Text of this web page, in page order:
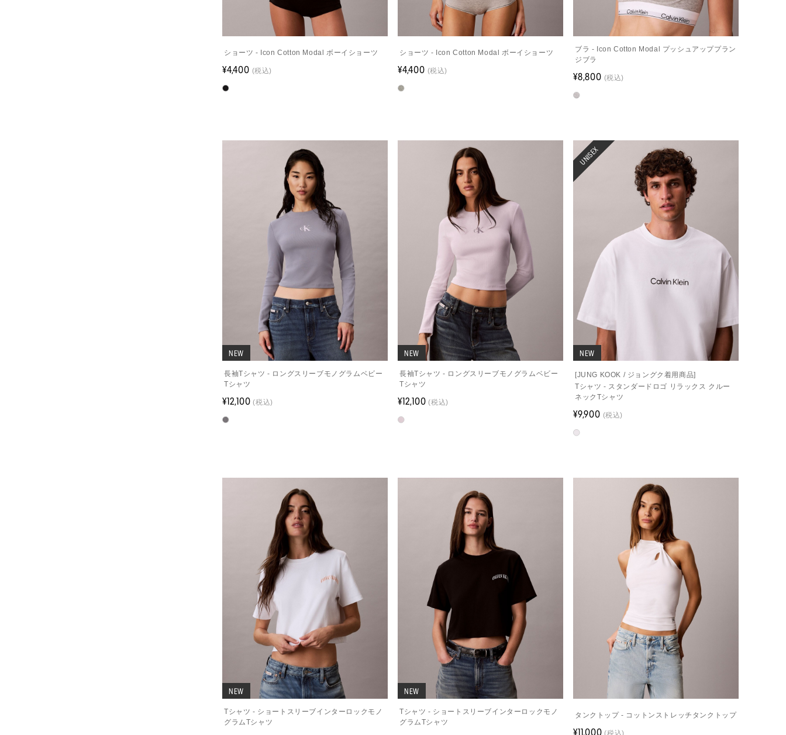
ショーツ - Icon Cotton Modal ボーイショーツ
¥4,400 (税込)
ショーツ - Icon Cotton Modal ボーイショーツ
¥4,400 (税込)
ブラ - Icon Cotton Modal プッシュアッププラン
ジブラ
¥8,800 (税込)
NEW
長袖Tシャツ - ロングスリーブモノグラムベビー
Tシャツ
¥12,100(税込)
NEW
長袖Tシャツ - ロングスリーブモノグラムベビー
Tシャツ
¥12,100(税込)
UNISEX
NEW
[JUNG KOOK / ジョングク着用商品]
Tシャツ - スタンダードロゴ リラックス クルー
ネックTシャツ
¥9,900 (税込)
NEW
Tシャツ - ショートスリーブインターロックモノ
グラムTシャツ
NEW
Tシャツ - ショートスリーブインターロックモノ
グラムTシャツ
タンクトップ - コットンストレッチタンクトップ
¥11,000(税込)